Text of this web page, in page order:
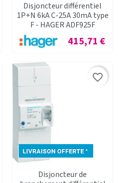
Disjoncteur différentiel
1P+N 6kA C-25A 30mA type
F - HAGER ADF925F
Prix
415,71 €
Disjoncteur de
favorite_border